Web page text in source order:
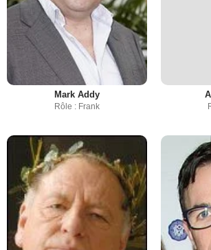
Mark Addy
Rôle : Frank